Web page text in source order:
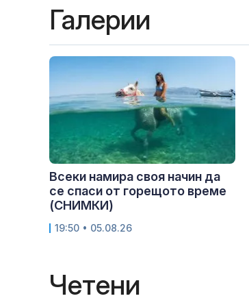
Галерии
Всеки намира своя начин да
се спаси от горещото време
(СНИМКИ)
19:50 • 05.08.26
Четени